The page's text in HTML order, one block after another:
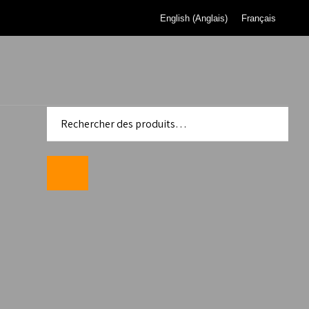
English (Anglais) Français